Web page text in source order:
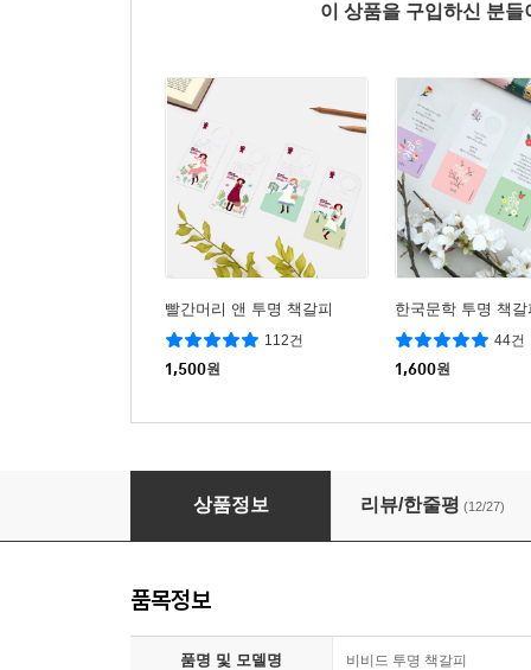
이 상품을 구입하신 분
빨간머리 앤 투명 책갈피
112건
1,500원
한국문학 투명 책갈
44건
1,600원
[예스24배송]비비드컬러 투명 책갈피
상품정보 리뷰/한줄평 (12/27)
품목정보
품명 및 모델명 비비드 투명 책갈피